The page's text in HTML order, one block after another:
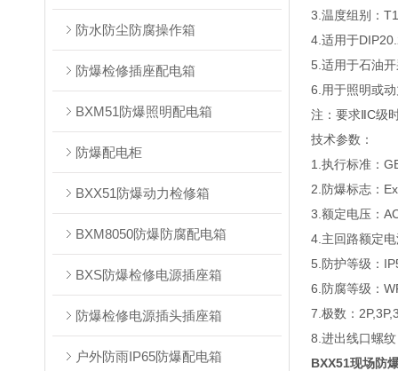
防水防尘防腐操作箱
防爆检修插座配电箱
BXM51防爆照明配电箱
防爆配电柜
BXX51防爆动力检修箱
BXM8050防爆防腐配电箱
BXS防爆检修电源插座箱
防爆检修电源插头插座箱
户外防雨IP65防爆配电箱
3.温度组别：
4.适用于
5.适用于石油
6.用于照明或
注：要求ⅡC级
技术参数：
1.执行标准：
2.防爆标志：
3.额定电压：
4.主回路额定
5.防护等级：
6.防腐等级：
7.极数：
8.进出线口螺
BXX51现场防